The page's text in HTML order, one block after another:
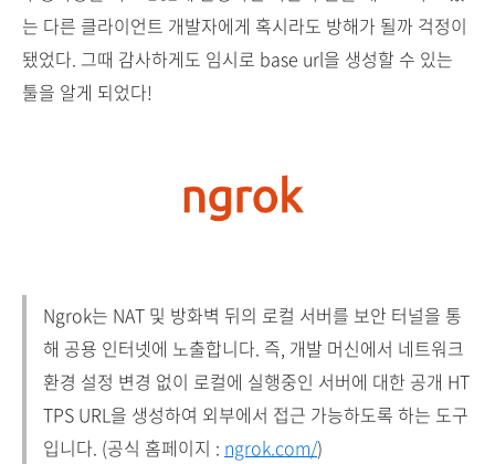
는 다른 클라이언트 개발자에게 혹시라도 방해가 될까 걱정이
됐었다. 그때 감사하게도 임시로 base url을 생성할 수 있는
툴을 알게 되었다!
Ngrok는 NAT 및 방화벽 뒤의 로컬 서버를 보안 터널을 통
해 공용 인터넷에 노출합니다. 즉, 개발 머신에서 네트워크
환경 설정 변경 없이 로컬에 실행중인 서버에 대한 공개 HT
TPS URL을 생성하여 외부에서 접근 가능하도록 하는 도구
입니다. (공식 홈페이지 : ngrok.com/)